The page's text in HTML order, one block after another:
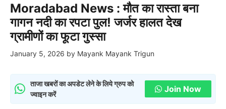
Moradabad News : मौत का रास्ता बना
गागन नदी का रपटा पुल! जर्जर हालत देख
ग्रामीणों का फूटा गुस्सा
January 5, 2026 by Mayank Mayank Trigun
ताजा खबरों का अपडेट लेने के लिये ग्रुप को
ज्वाइन करें
Join Now